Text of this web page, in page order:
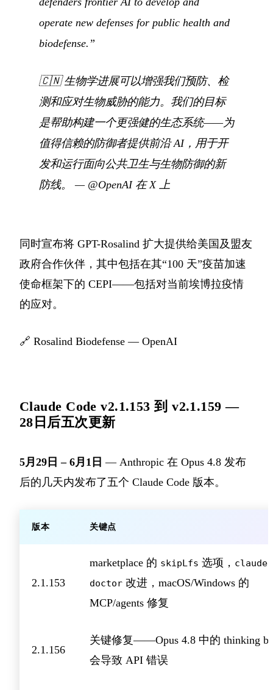
operate new defenses for public health and
biodefense.”
🇨🇳生物学进展可以增强我们预防、检
测和应对生物威胁的能力。我们的目标
是帮助构建一个更强健的生态系统——为
值得信赖的防御者提供前沿 AI，用于开
发和运行面向公共卫生与生物防御的新
防线。
— @OpenAI 在 X 上
同时宣布将 GPT-Rosalind 扩大提供给美国及盟友
政府合作伙伴，其中包括在其“100 天”疫苗加速
使命框架下的 CEPI——包括对当前埃博拉疫情
的应对。
🔗 Rosalind Biodefense — OpenAI
Claude Code v2.1.153 到 v2.1.159 —
28日后五次更新
5月29日 – 6月1日 — Anthropic 在 Opus 4.8 发布
后的几天内发布了五个 Claude Code 版本。
版本 关键点
2.1.153
marketplace 的 skipLfs 选项， claude
doctor 改进，macOS/Windows 的
MCP/agents 修复
2.1.156
关键修复——Opus 4.8 中的 thinking
会导致 API 错误